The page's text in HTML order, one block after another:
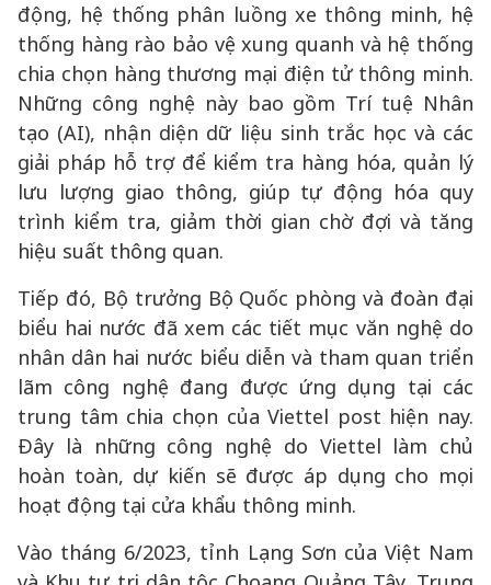
động, hệ thống phân luồng xe thông minh, hệ
thống hàng rào bảo vệ xung quanh và hệ thống
chia chọn hàng thương mại điện tử thông minh.
Những công nghệ này bao gồm Trí tuệ Nhân
tạo (AI), nhận diện dữ liệu sinh trắc học và các
giải pháp hỗ trợ để kiểm tra hàng hóa, quản lý
lưu lượng giao thông, giúp tự động hóa quy
trình kiểm tra, giảm thời gian chờ đợi và tăng
hiệu suất thông quan.
Tiếp đó, Bộ trưởng Bộ Quốc phòng và đoàn đại
biểu hai nước đã xem các tiết mục văn nghệ do
nhân dân hai nước biểu diễn và tham quan triển
lãm công nghệ đang được ứng dụng tại các
trung tâm chia chọn của Viettel post hiện nay.
Đây là những công nghệ do Viettel làm chủ
hoàn toàn, dự kiến sẽ được áp dụng cho mọi
hoạt động tại cửa khẩu thông minh.
Vào tháng 6/2023, tỉnh Lạng Sơn của Việt Nam